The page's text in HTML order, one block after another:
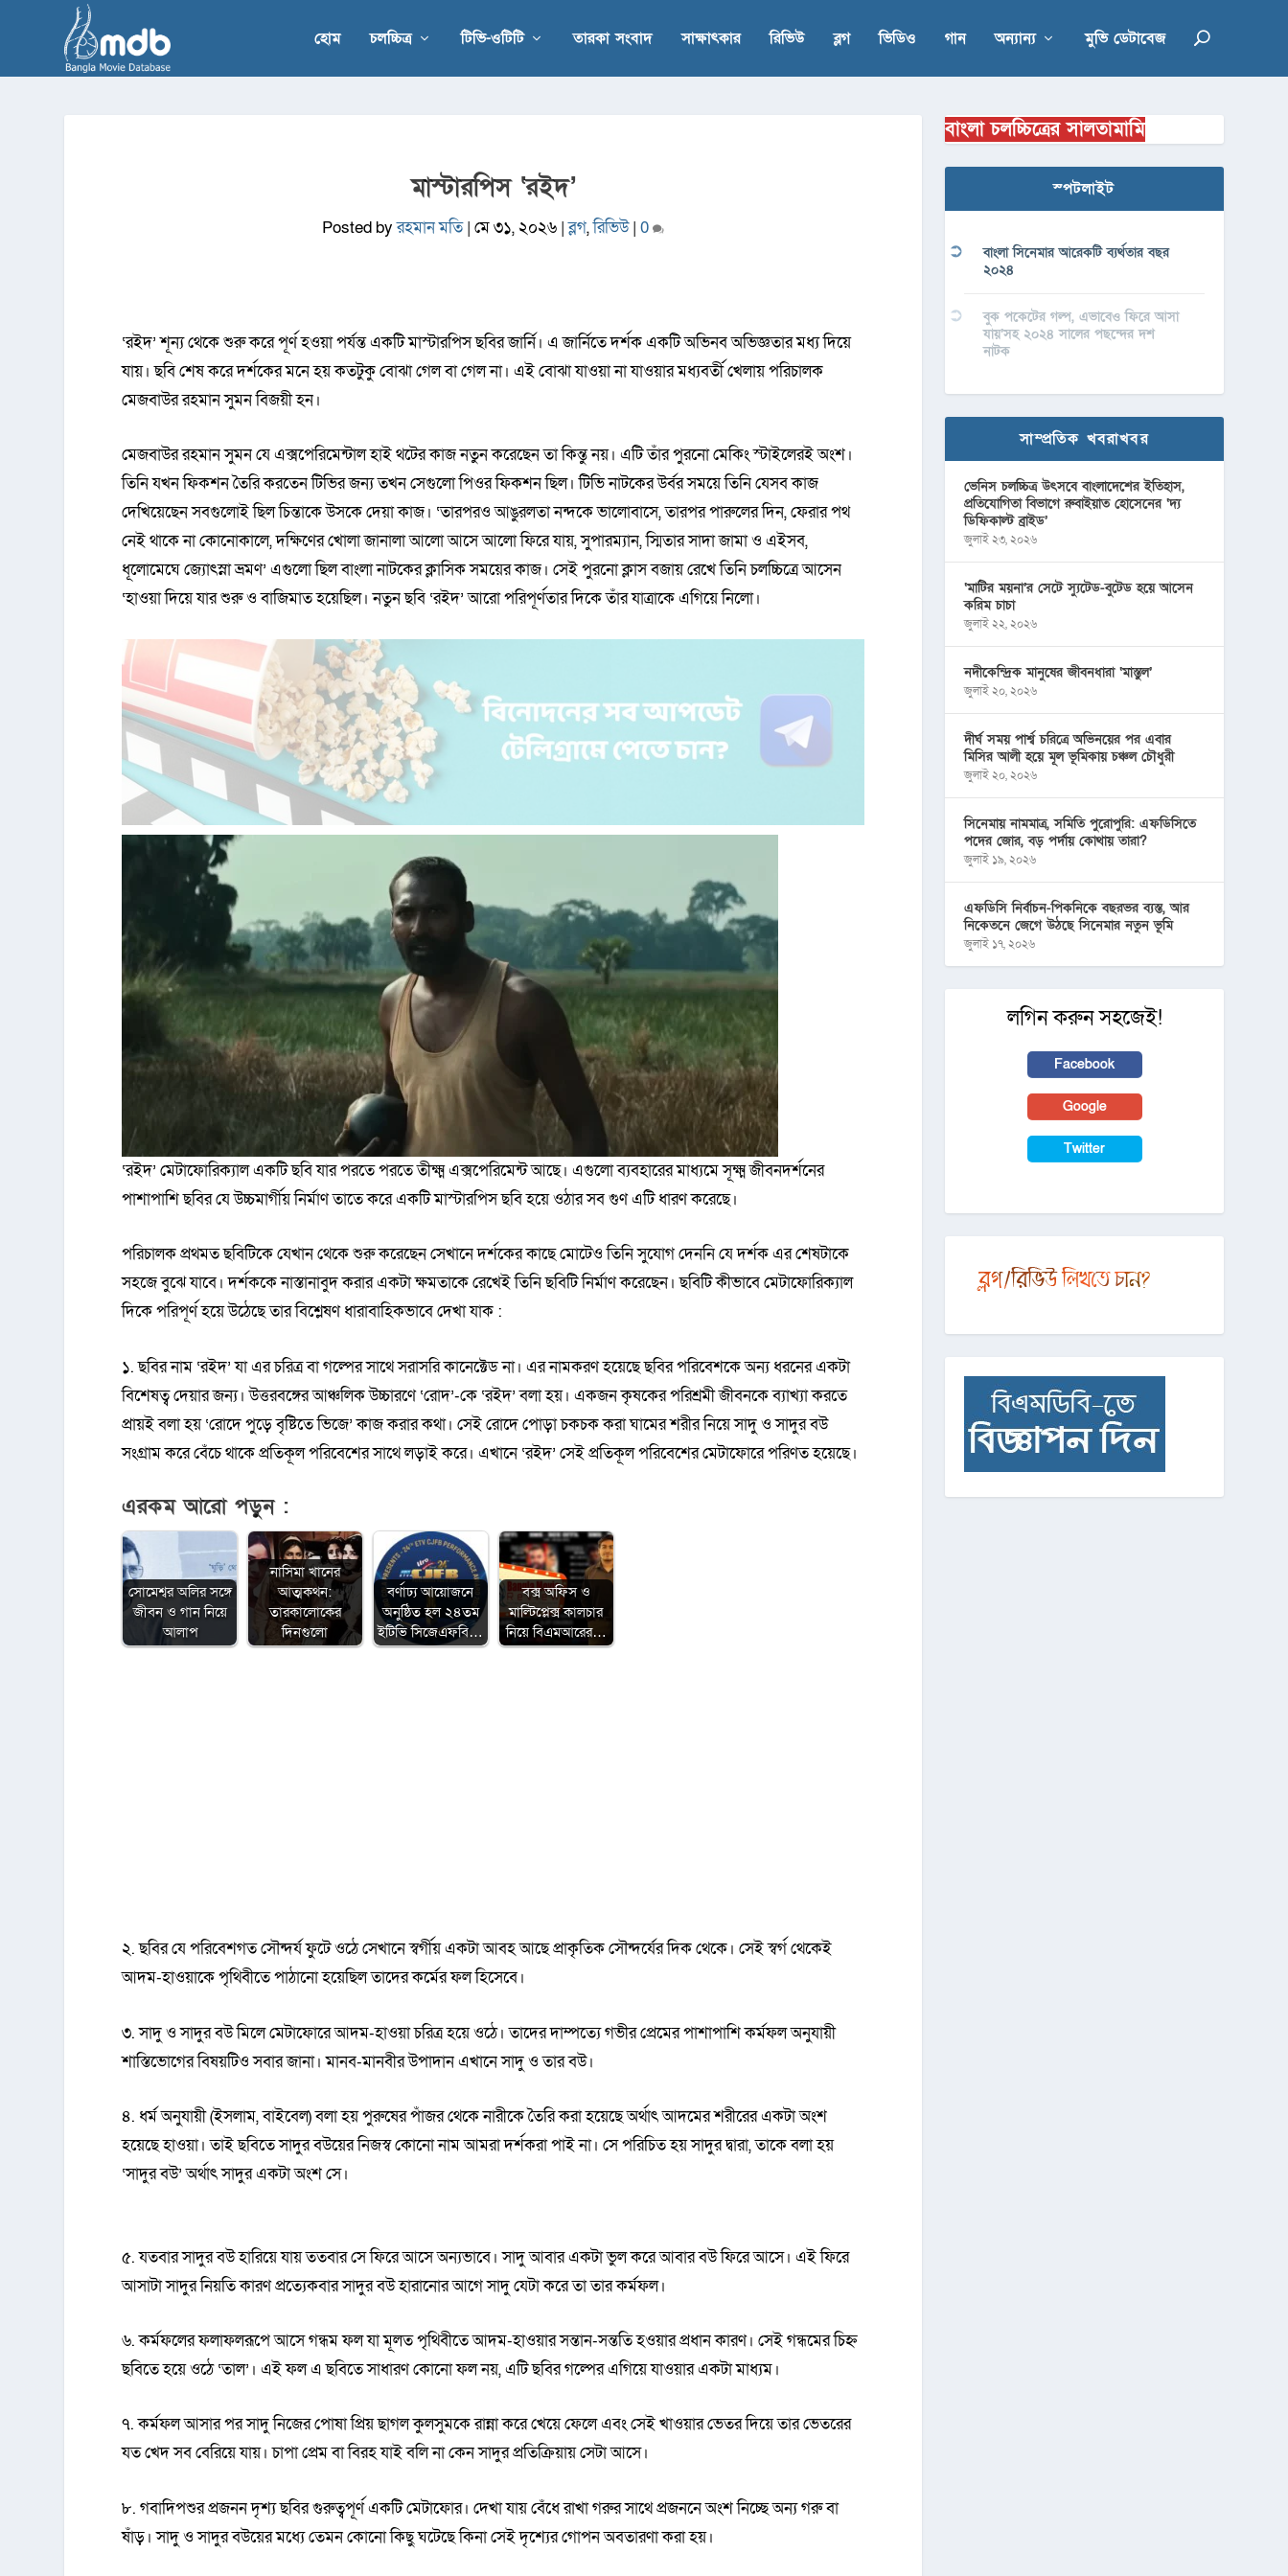
হোম চলচ্চিত্র টিভি-ওটিটি তারকা সংবাদ সাক্ষাৎকার রিভিউ ব্লগ ভিডিও গান অন্যান্য মুভি ডেটাবেজ
মাস্টারপিস ‘রইদ’
Posted byরহমান মতি|মে ৩১, ২০২৬ |ব্লগ,রিভিউ|0
‘রইদ’ শূন্য থেকে শুরু করে পূর্ণ হওয়া পর্যন্ত একটি মাস্টারপিস ছবির জার্নি। এ জার্নিতে দর্শক একটি অভিনব অভিজ্ঞতার মধ্য দিয়ে
যায়। ছবি শেষ করে দর্শকের মনে হয় কতটুকু বোঝা গেল বা গেল না। এই বোঝা যাওয়া না যাওয়ার মধ্যবর্তী খেলায় পরিচালক
মেজবাউর রহমান সুমন বিজয়ী হন।
মেজবাউর রহমান সুমন যে এক্সপেরিমেন্টাল হাই থটের কাজ নতুন করেছেন তা কিন্তু নয়। এটি তাঁর পুরনো মেকিং স্টাইলেরই অংশ।
তিনি যখন ফিকশন তৈরি করতেন টিভির জন্য তখন সেগুলো পিওর ফিকশন ছিল। টিভি নাটকের উর্বর সময়ে তিনি যেসব কাজ
দেখিয়েছেন সবগুলোই ছিল চিন্তাকে উসকে দেয়া কাজ। ‘তারপরও আঙুরলতা নন্দকে ভালোবাসে, তারপর পারুলের দিন, ফেরার পথ
নেই থাকে না কোনোকালে, দক্ষিণের খোলা জানালা আলো আসে আলো ফিরে যায়, সুপারম্যান, স্মিতার সাদা জামা ও এইসব,
ধূলোমেঘে জ্যোৎস্না ভ্রমণ’ এগুলো ছিল বাংলা নাটকের ক্লাসিক সময়ের কাজ। সেই পুরনো ক্লাস বজায় রেখে তিনি চলচ্চিত্রে আসেন
‘হাওয়া দিয়ে যার শুরু ও বাজিমাত হয়েছিল। নতুন ছবি ‘রইদ’ আরো পরিপূর্ণতার দিকে তাঁর যাত্রাকে এগিয়ে নিলো।
‘রইদ’ মেটাফোরিক্যাল একটি ছবি যার পরতে পরতে তীক্ষ্ম এক্সপেরিমেন্ট আছে। এগুলো ব্যবহারের মাধ্যমে সূক্ষ্ম জীবনদর্শনের
পাশাপাশি ছবির যে উচ্চমার্গীয় নির্মাণ তাতে করে একটি মাস্টারপিস ছবি হয়ে ওঠার সব গুণ এটি ধারণ করেছে।
পরিচালক প্রথমত ছবিটিকে যেখান থেকে শুরু করেছেন সেখানে দর্শকের কাছে মোটেও তিনি সুযোগ দেননি যে দর্শক এর শেষটাকে
সহজে বুঝে যাবে। দর্শককে নাস্তানাবুদ করার একটা ক্ষমতাকে রেখেই তিনি ছবিটি নির্মাণ করেছেন। ছবিটি কীভাবে মেটাফোরিক্যাল
দিকে পরিপূর্ণ হয়ে উঠেছে তার বিশ্লেষণ ধারাবাহিকভাবে দেখা যাক :
১. ছবির নাম ‘রইদ’ যা এর চরিত্র বা গল্পের সাথে সরাসরি কানেক্টেড না। এর নামকরণ হয়েছে ছবির পরিবেশকে অন্য ধরনের একটা
বিশেষত্ব দেয়ার জন্য। উত্তরবঙ্গের আঞ্চলিক উচ্চারণে ‘রোদ’-কে ‘রইদ’ বলা হয়। একজন কৃষকের পরিশ্রমী জীবনকে ব্যাখ্যা করতে
প্রায়ই বলা হয় ‘রোদে পুড়ে বৃষ্টিতে ভিজে’ কাজ করার কথা। সেই রোদে পোড়া চকচক করা ঘামের শরীর নিয়ে সাদু ও সাদুর বউ
সংগ্রাম করে বেঁচে থাকে প্রতিকূল পরিবেশের সাথে লড়াই করে। এখানে ‘রইদ’ সেই প্রতিকূল পরিবেশের মেটাফোরে পরিণত হয়েছে।
এরকম আরো পড়ুন :
সোমেশ্বর অলির সঙ্গে
জীবন ও গান নিয়ে
আলাপ
নাসিমা খানের
আত্মকথন:
তারকালোকের
দিনগুলো
বর্ণাঢ্য আয়োজনে
অনুষ্ঠিত হল ২৪তম
ইটিভি সিজেএফবি…
বক্স অফিস ও
মাল্টিপ্লেক্স কালচার
নিয়ে বিএমআরের…
২. ছবির যে পরিবেশগত সৌন্দর্য ফুটে ওঠে সেখানে স্বর্গীয় একটা আবহ আছে প্রাকৃতিক সৌন্দর্যের দিক থেকে। সেই স্বর্গ থেকেই
আদম-হাওয়াকে পৃথিবীতে পাঠানো হয়েছিল তাদের কর্মের ফল হিসেবে।
৩. সাদু ও সাদুর বউ মিলে মেটাফোরে আদম-হাওয়া চরিত্র হয়ে ওঠে। তাদের দাম্পত্যে গভীর প্রেমের পাশাপাশি কর্মফল অনুযায়ী
শাস্তিভোগের বিষয়টিও সবার জানা। মানব-মানবীর উপাদান এখানে সাদু ও তার বউ।
৪. ধর্ম অনুযায়ী (ইসলাম, বাইবেল) বলা হয় পুরুষের পাঁজর থেকে নারীকে তৈরি করা হয়েছে অর্থাৎ আদমের শরীরের একটা অংশ
হয়েছে হাওয়া। তাই ছবিতে সাদুর বউয়ের নিজস্ব কোনো নাম আমরা দর্শকরা পাই না। সে পরিচিত হয় সাদুর দ্বারা, তাকে বলা হয়
‘সাদুর বউ’ অর্থাৎ সাদুর একটা অংশ সে।
৫. যতবার সাদুর বউ হারিয়ে যায় ততবার সে ফিরে আসে অন্যভাবে। সাদু আবার একটা ভুল করে আবার বউ ফিরে আসে। এই ফিরে
আসাটা সাদুর নিয়তি কারণ প্রত্যেকবার সাদুর বউ হারানোর আগে সাদু যেটা করে তা তার কর্মফল।
৬. কর্মফলের ফলাফলরূপে আসে গন্ধম ফল যা মূলত পৃথিবীতে আদম-হাওয়ার সন্তান-সন্ততি হওয়ার প্রধান কারণ। সেই গন্ধমের চিহ্ন
ছবিতে হয়ে ওঠে ‘তাল’। এই ফল এ ছবিতে সাধারণ কোনো ফল নয়, এটি ছবির গল্পের এগিয়ে যাওয়ার একটা মাধ্যম।
৭. কর্মফল আসার পর সাদু নিজের পোষা প্রিয় ছাগল কুলসুমকে রান্না করে খেয়ে ফেলে এবং সেই খাওয়ার ভেতর দিয়ে তার ভেতরের
যত খেদ সব বেরিয়ে যায়। চাপা প্রেম বা বিরহ যাই বলি না কেন সাদুর প্রতিক্রিয়ায় সেটা আসে।
৮. গবাদিপশুর প্রজনন দৃশ্য ছবির গুরুত্বপূর্ণ একটি মেটাফোর। দেখা যায় বেঁধে রাখা গরুর সাথে প্রজননে অংশ নিচ্ছে অন্য গরু বা
ষাঁড়। সাদু ও সাদুর বউয়ের মধ্যে তেমন কোনো কিছু ঘটেছে কিনা সেই দৃশ্যের গোপন অবতারণা করা হয়।
বাংলা চলচ্চিত্রের সালতামামি
স্পটলাইট
বাংলা সিনেমার আরেকটি ব্যর্থতার বছর
২০২৪
বুক পকেটের গল্প, এভাবেও ফিরে আসা
যায়’সহ ২০২৪ সালের পছন্দের দশ
নাটক
সাম্প্রতিক খবরাখবর
ভেনিস চলচ্চিত্র উৎসবে বাংলাদেশের ইতিহাস,
প্রতিযোগিতা বিভাগে রুবাইয়াত হোসেনের ‘দ্য
ডিফিকাল্ট ব্রাইড’
জুলাই ২৩, ২০২৬
‘মাটির ময়না’র সেটে স্যুটেড-বুটেড হয়ে আসেন
করিম চাচা
জুলাই ২২, ২০২৬
নদীকেন্দ্রিক মানুষের জীবনধারা ‘মাস্তুল’
জুলাই ২০, ২০২৬
দীর্ঘ সময় পার্শ্ব চরিত্রে অভিনয়ের পর এবার
মিসির আলী হয়ে মূল ভূমিকায় চঞ্চল চৌধুরী
জুলাই ২০, ২০২৬
সিনেমায় নামমাত্র, সমিতি পুরোপুরি: এফডিসিতে
পদের জোর, বড় পর্দায় কোথায় তারা?
জুলাই ১৯, ২০২৬
এফডিসি নির্বাচন-পিকনিকে বছরভর ব্যস্ত, আর
নিকেতনে জেগে উঠছে সিনেমার নতুন ভূমি
জুলাই ১৭, ২০২৬
লগিন করুন সহজেই!
Facebook
Google
Twitter